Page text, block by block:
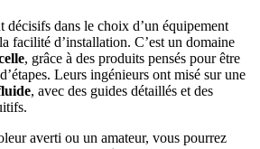
décisifs dans le choix d’un équipement
facilité d’installation. C’est un domaine
, grâce à des produits pensés pour être
Leurs ingénieurs ont misé sur une
, avec des guides détaillés et des
averti ou un amateur, vous pourrez